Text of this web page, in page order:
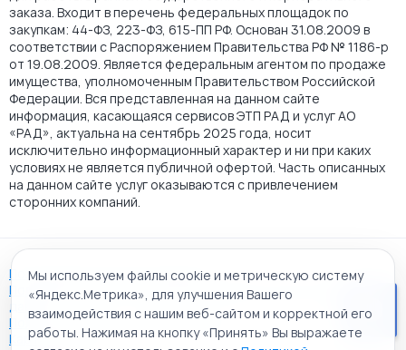
заказа. Входит в перечень федеральных площадок по
закупкам: 44-ФЗ, 223-ФЗ, 615-ПП РФ. Основан 31.08.2009 в
соответствии с Распоряжением Правительства РФ № 1186-р
от 19.08.2009. Является федеральным агентом по продаже
имущества, уполномоченным Правительством Российской
Федерации. Вся представленная на данном сайте
информация, касающаяся сервисов ЭТП РАД и услуг АО
«РАД», актуальна на сентябрь 2025 года, носит
исключительно информационный характер и ни при каких
условиях не является публичной офертой. Часть описанных
на данном сайте услуг оказываются с привлечением
сторонних компаний.
Пользовательское соглашение
Политика АО "РАД" в отношении обработки персональных
данных
Политика обработки файлов cookie
Карта сайта
Мы используем файлы cookie и метрическую систему
«Яндекс.Метрика», для улучшения Вашего
взаимодействия с нашим веб-сайтом и корректной его
работы. Нажимая на кнопку «Принять» Вы выражаете